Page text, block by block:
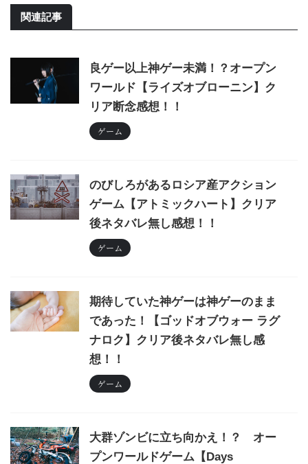
関連記事
良ゲー以上神ゲー未満！？オープン
ワールド【ライズオブローニン】ク
リア断念感想！！
ゲーム
のびしろがあるロシア産アクション
ゲーム【アトミックハート】クリア
後ネタバレ無し感想！！
ゲーム
期待していた神ゲーは神ゲーのまま
であった！【ゴッドオブウォー ラグ
ナロク】クリア後ネタバレ無し感
想！！
ゲーム
大群ゾンビに立ち向かえ！？ オー
プンワールドゲーム【Days